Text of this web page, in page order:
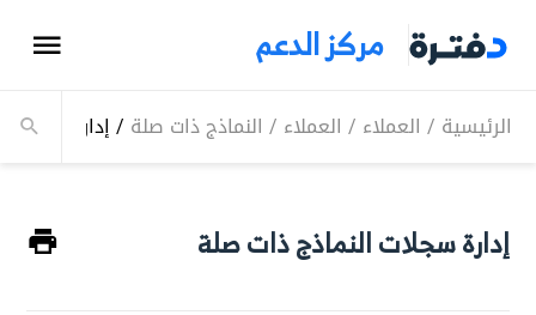
مركز الدعم
الرئيسية / العملاء / العملاء / النماذج ذات صلة /إدارة سجلات
إدارة سجلات النماذج ذات صلة